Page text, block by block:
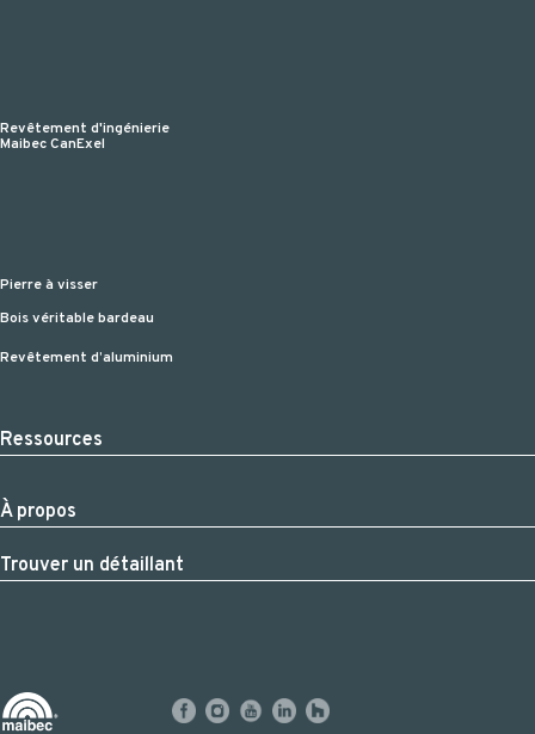
Revêtement d'ingénierie
Maibec CanExel
Pierre à visser
Bois véritable bardeau
Revêtement d’aluminium
Ressources
À propos
Trouver un détaillant